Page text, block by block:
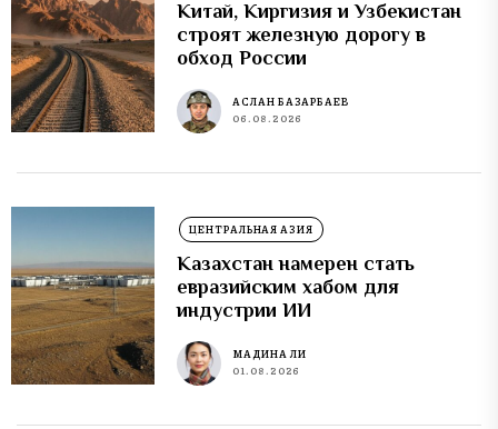
Китай, Киргизия и Узбекистан
строят железную дорогу в
обход России
АСЛАН БАЗАРБАЕВ
06.08.2026
ЦЕНТРАЛЬНАЯ АЗИЯ
Казахстан намерен стать
евразийским хабом для
индустрии ИИ
МАДИНА ЛИ
01.08.2026